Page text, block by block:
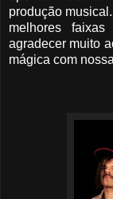
produção
melhores
agradecer muito
mágica com